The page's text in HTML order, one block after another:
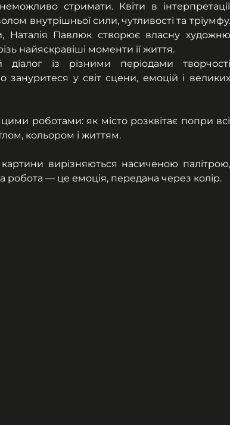
стримати. Квіти в інтерпретації
внутрішньої сили, чутливості та тріумфу.
Наталія Павлюк створює власну художню
найяскравіші моменти її життя.
із різними періодами творчості
у світ сцени, емоцій і великих
роботами: як місто розквітає попри всі
кольором і життям.
вирізняються насиченою палітрою,
— це емоція, передана через колір.